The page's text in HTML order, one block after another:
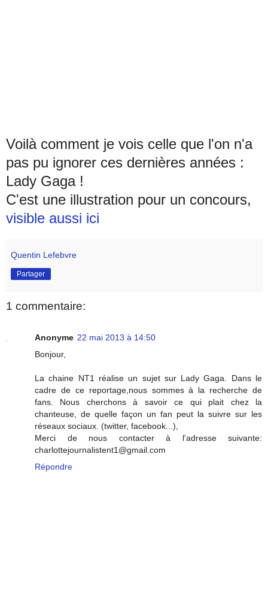
Voilà comment je vois celle que l'on n'a
pas pu ignorer ces dernières années :
Lady Gaga !
C'est une illustration pour un concours,
visible aussi ici
Quentin Lefebvre
Partager
1 commentaire:
Anonyme 22 mai 2013 à 14:50
Bonjour,
La chaine NT1 réalise un sujet sur Lady Gaga. Dans le
cadre de ce reportage,nous sommes à la recherche de
fans. Nous cherchons à savoir ce qui plait chez la
chanteuse, de quelle façon un fan peut la suivre sur les
réseaux sociaux. (twitter, facebook...),
Merci de nous contacter à l'adresse suivante:
charlottejournalistent1@gmail.com
Répondre